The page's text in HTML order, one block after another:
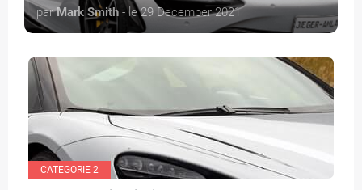
parMark Smith - le 29 December 2021
CATEGORIE 2